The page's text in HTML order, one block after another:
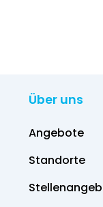
Über uns
Angebote
Standorte